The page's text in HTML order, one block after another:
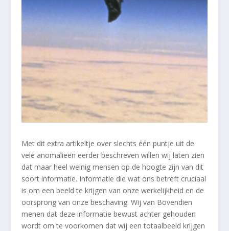
Met dit extra artikeltje over slechts één puntje uit de
vele anomalieën eerder beschreven willen wij laten zien
dat maar heel weinig mensen op de hoogte zijn van dit
soort informatie. Informatie die wat ons betreft cruciaal
is om een beeld te krijgen van onze werkelijkheid en de
oorsprong van onze beschaving. Wij van Bovendien
menen dat deze informatie bewust achter gehouden
wordt om te voorkomen dat wij een totaalbeeld krijgen